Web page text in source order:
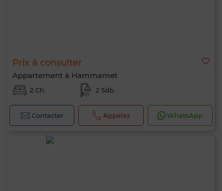
Prix à consulter
Appartement à Hammamet
2 Ch. 2 Sdb.
Contacter Appelez WhatsApp